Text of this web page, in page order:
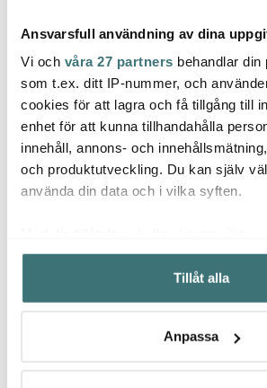
Ansvarsfull användning av dina
Vi och våra 27 partners behandlar din
som t.ex. ditt IP-nummer, och
cookies för att lagra och få tillgång till
enhet för att kunna tillhandahålla
innehåll, annons- och
och produktutveckling. Du kan själv
använda din data och i vilka syften.
Samla in information om din
kan ha en noggrannhet på upp till
Identifiera din enhet genom att
Ta reda på mer om hur dina personliga
Tillåt alla
Anpassa
Fiskars
Functional Form
stekpanna 28 cm
keramisk
569 kr
Fiskars
Functional
keramisk
749 kr
Låt dig inspireras av